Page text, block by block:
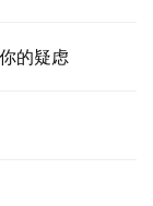
的疑虑